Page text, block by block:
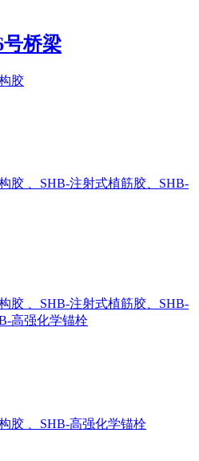
桥梁
胶
胶 、SHB-注射式植筋胶、SHB-
胶 、SHB-注射式植筋胶、SHB-
高强化学锚栓
胶 、SHB-高强化学锚栓